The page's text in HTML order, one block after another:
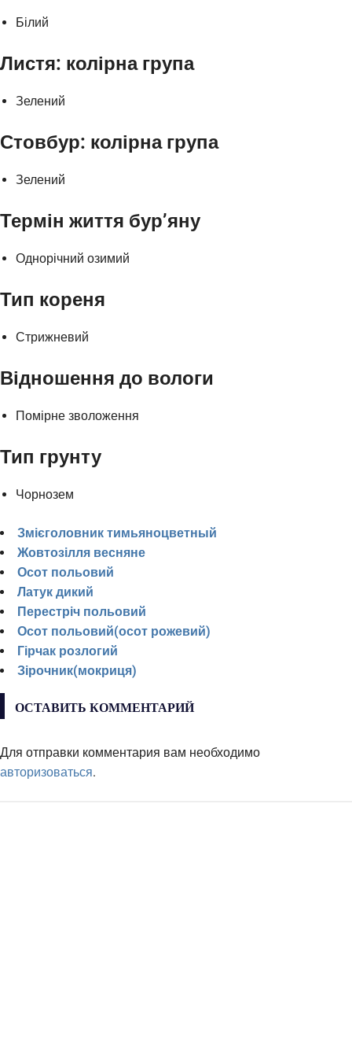
Білий
Листя: колірна група
Зелений
Стовбур: колірна група
Зелений
Термін життя бур’яну
Однорічний озимий
Тип кореня
Стрижневий
Відношення до вологи
Помірне зволоження
Тип грунту
Чорнозем
Змієголовник тимьяноцветный
Жовтозілля весняне
Осот польовий
Латук дикий
Перестріч польовий
Осот польовий(осот рожевий)
Гірчак розлогий
Зірочник(мокриця)
ОСТАВИТЬ КОММЕНТАРИЙ
Для отправки комментария вам необходимо
авторизоваться.